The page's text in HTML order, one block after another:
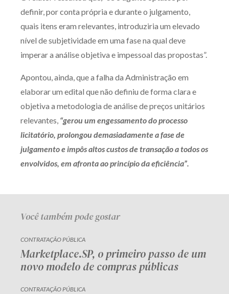
definir, por conta própria e durante o julgamento,
quais itens eram relevantes, introduziria um elevado
nível de subjetividade em uma fase na qual deve
imperar a análise objetiva e impessoal das propostas”.
Apontou, ainda, que a falha da Administração em
elaborar um edital que não definiu de forma clara e
objetiva a metodologia de análise de preços unitários
relevantes, “gerou um engessamento do processo
licitatório, prolongou demasiadamente a fase de
julgamento e impôs altos custos de transação a todos os
envolvidos, em afronta ao princípio da eficiência”.
Você também pode gostar
CONTRATAÇÃO PÚBLICA
Marketplace.SP, o primeiro passo de um
novo modelo de compras públicas
CONTRATAÇÃO PÚBLICA